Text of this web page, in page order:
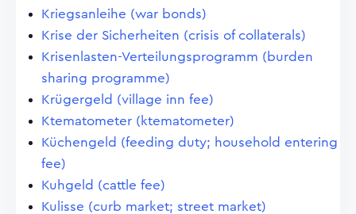
Kriegsanleihe (war bonds)
Krise der Sicherheiten (crisis of collaterals)
Krisenlasten-Verteilungsprogramm (burden
sharing programme)
Krügergeld (village inn fee)
Ktematometer (ktematometer)
Küchengeld (feeding duty; household entering
fee)
Kuhgeld (cattle fee)
Kulisse (curb market; street market)